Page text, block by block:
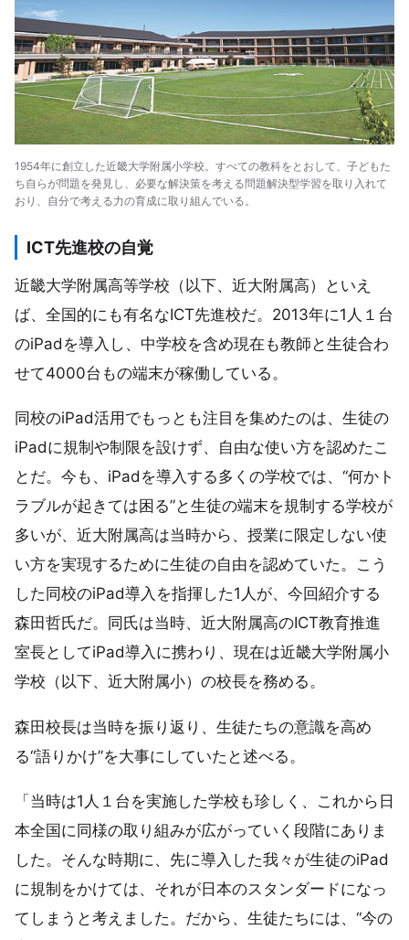
1954年に創立した近畿大学附属小学校。すべての教科をとおして、子どもた
ち自らが問題を発見し、必要な解決策を考える問題解決型学習を取り入れて
おり、自分で考える力の育成に取り組んでいる。
ICT先進校の自覚
近畿大学附属高等学校（以下、近大附属高）といえ
ば、全国的にも有名なICT先進校だ。2013年に1人１台
のiPadを導入し、中学校を含め現在も教師と生徒合わ
せて4000台もの端末が稼働している。
同校のiPad活用でもっとも注目を集めたのは、生徒の
iPadに規制や制限を設けず、自由な使い方を認めたこ
とだ。今も、iPadを導入する多くの学校では、“何かト
ラブルが起きては困る”と生徒の端末を規制する学校が
多いが、近大附属高は当時から、授業に限定しない使
い方を実現するために生徒の自由を認めていた。こう
した同校のiPad導入を指揮した1人が、今回紹介する
森田哲氏だ。同氏は当時、近大附属高のICT教育推進
室長としてiPad導入に携わり、現在は近畿大学附属小
学校（以下、近大附属小）の校長を務める。
森田校長は当時を振り返り、生徒たちの意識を高め
る“語りかけ”を大事にしていたと述べる。
「当時は1人１台を実施した学校も珍しく、これから日
本全国に同様の取り組みが広がっていく段階にありま
した。そんな時期に、先に導入した我々が生徒のiPad
に規制をかけては、それが日本のスタンダードになっ
てしまうと考えました。だから、生徒たちには、“今の